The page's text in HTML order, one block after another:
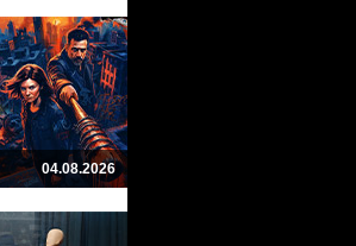
04.08.2026